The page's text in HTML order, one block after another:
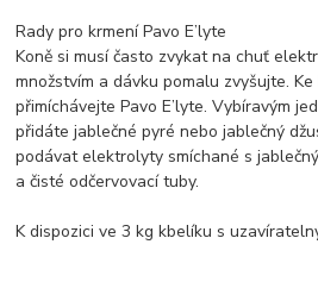
Rady pro krmení Pavo E’lyte
Koně si musí často zvykat na chuť
množstvím a dávku pomalu zvyšujte.
přimíchávejte Pavo E’lyte. Vybíravým
přidáte jablečné pyré nebo jablečný
podávat elektrolyty smíchané s
a čisté odčervovací tuby.
K dispozici ve 3 kg kbelíku s